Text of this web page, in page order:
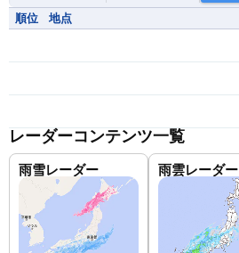
順位 地点
レーダーコンテンツ一覧
雨雪レーダー 雨雲レーダー